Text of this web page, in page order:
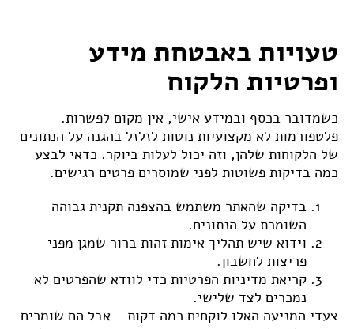
טעויות באבטחת מידע
ופרטיות הלקוח
כשמדובר בכסף ובמידע אישי, אין מקום לפשרות.
פלטפורמות לא מקצועיות נוטות לזלזל בהגנה על הנתונים
של הלקוחות שלהן, וזה יכול לעלות ביוקר. כדאי לבצע
כמה בדיקות פשוטות לפני שמוסרים פרטים רגישים.
בדיקה שהאתר משתמש בהצפנה תקנית גבוהה
השומרת על הנתונים.
וידוא שיש תהליך אימות זהות ברור שמגן מפני
פריצות לחשבון.
קריאת מדיניות הפרטיות כדי לוודא שהפרטים לא
נמכרים לצד שלישי.
צעדי המניעה האלו לוקחים כמה דקות – אבל הם שומרים